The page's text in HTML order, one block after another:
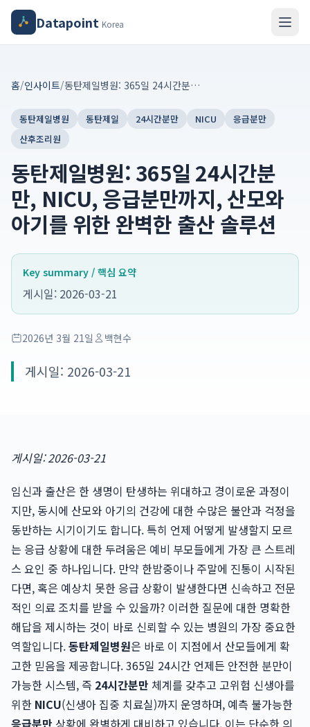
Datapoint Korea
홈/인사이트/ 동탄제일병원: 365일 24시간분만, NICU, 응급분만까지, 산모와 아기를 위한 완벽한 출산 솔루션
동탄제일병원 동탄제일 24시간분만 NICU
응급분만
산후조리원
동탄제일병원: 365일 24시간분
만, NICU, 응급분만까지, 산모와
아기를 위한 완벽한 출산 솔루션
Key summary / 핵심 요약
게시일: 2026-03-21
2026년 3월 21일 백현수
게시일: 2026-03-21
게시일: 2026-03-21
임신과 출산은 한 생명이 탄생하는 위대하고 경이로운 과정이
지만, 동시에 산모와 아기의 건강에 대한 수많은 불안과 걱정을
동반하는 시기이기도 합니다. 특히 언제 어떻게 발생할지 모르
는 응급 상황에 대한 두려움은 예비 부모들에게 가장 큰 스트레
스 요인 중 하나입니다. 만약 한밤중이나 주말에 진통이 시작된
다면, 혹은 예상치 못한 응급 상황이 발생한다면 신속하고 전문
적인 의료 조치를 받을 수 있을까? 이러한 질문에 대한 명확한
해답을 제시하는 것이 바로 신뢰할 수 있는 병원의 가장 중요한
역할입니다.동탄제일병원은 바로 이 지점에서 산모들에게 확
고한 믿음을 제공합니다. 365일 24시간 언제든 안전한 분만이
가능한 시스템, 즉 24시간분만 체계를 갖추고 고위험 신생아를
위한 NICU(신생아 집중 치료실)까지 운영하며, 예측 불가능한
응급분만 상황에 완벽하게 대비하고 있습니다. 이는 단순한 의